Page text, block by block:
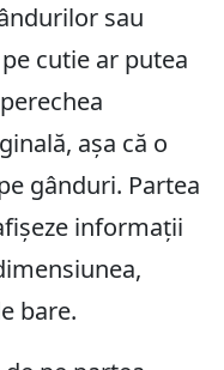
sau
cutie ar putea
așa că o
gânduri. Partea
informații
bare.